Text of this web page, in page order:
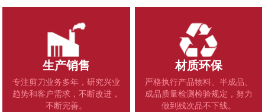
生产销售
专注剪刀业务多年，研究兴业
趋势和客户需求，不断改进，
不断完善。
材质环保
严格执行产品物料、半成品、
成品质量检测检验规定，努力
做到残次品不下线。